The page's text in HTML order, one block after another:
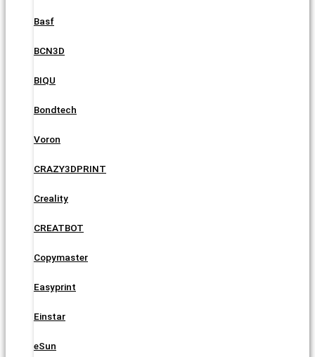
Basf
BCN3D
BIQU
Bondtech
Voron
CRAZY3DPRINT
Creality
CREATBOT
Copymaster
Easyprint
Einstar
eSun